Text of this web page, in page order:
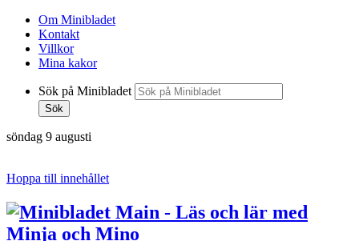
Om Minibladet
Kontakt
Villkor
Mina kakor
Sök på Minibladet
Sök
söndag 9 augusti
Hoppa till innehållet